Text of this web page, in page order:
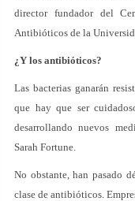
director fundador del
Antibióticos de la
¿Y los antibióticos?
Las bacterias ganarán
que hay que ser
desarrollando nuevos
Sarah Fortune.
No obstante, han pasado
clase de antibióticos.